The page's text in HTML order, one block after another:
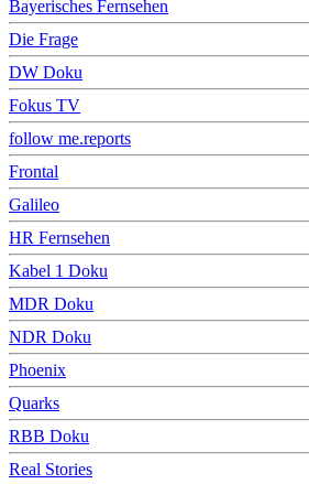
Bayerisches Fernsehen
Die Frage
DW Doku
Fokus TV
follow me.reports
Frontal
Galileo
HR Fernsehen
Kabel 1 Doku
MDR Doku
NDR Doku
Phoenix
Quarks
RBB Doku
Real Stories